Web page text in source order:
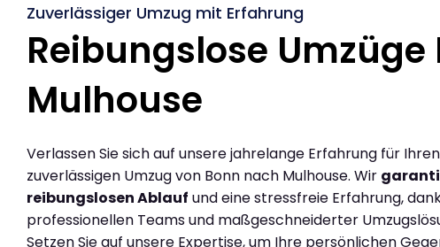
Zuverlässiger Umzug mit Erfahrung
Reibungslose Umzüge
Mulhouse
Verlassen Sie sich auf unsere jahrelange Erfahrung für Ihren
zuverlässigen Umzug von Bonn nach Mulhouse. Wir
reibungslosen Ablauf und eine stressfreie Erfahrung,
professionellen Teams und maßgeschneiderter
Setzen Sie auf unsere Expertise, um Ihre persönlichen